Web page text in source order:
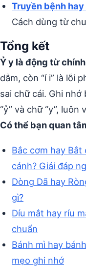
Truyền bệnh
Cách dùng từ
Tổng kết
Ỷ y là động từ
dẫm, còn “ỉ i” là lỗi
sai chữ cái. Ghi
“ỷ” và chữ “y”,
Có thể bạn quan
Bắc cơm hay
cảnh? Giải đáp
Dòng Dã hay
gì?
Díu mắt hay ríu
chuẩn
Bánh mì hay
mẹo ghi nhớ